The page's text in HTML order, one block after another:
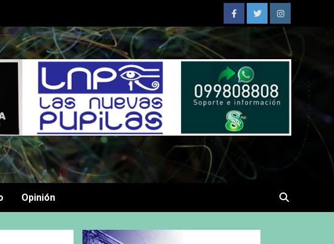
FacebookTwitterInstagram
Opinión